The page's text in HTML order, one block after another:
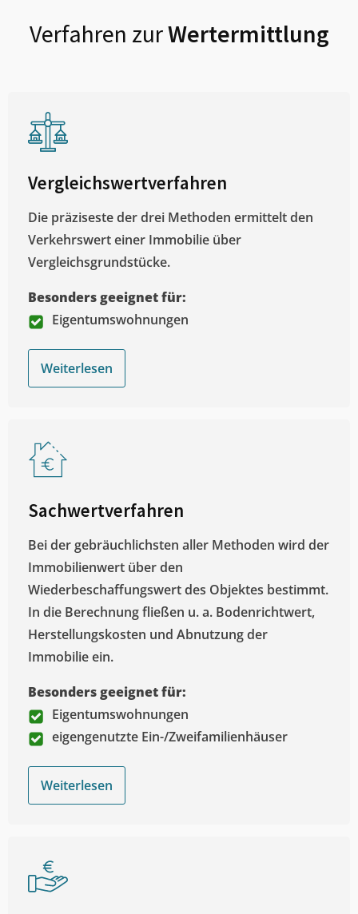
Verfahren zurWertermittlung
Vergleichswertverfahren
Die präziseste der drei Methoden ermittelt den
Verkehrswert einer Immobilie über
Vergleichsgrundstücke.
Besonders geeignet für:
Eigentumswohnungen
Weiterlesen
Sachwertverfahren
Bei der gebräuchlichsten aller Methoden wird der
Immobilienwert über den
Wiederbeschaffungswert des Objektes bestimmt.
In die Berechnung fließen u. a. Bodenrichtwert,
Herstellungskosten und Abnutzung der
Immobilie ein.
Besonders geeignet für:
Eigentumswohnungen
eigengenutzte Ein-/Zweifamilienhäuser
Weiterlesen